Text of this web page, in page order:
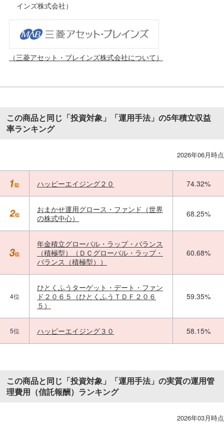
インズ株式会社）
（三菱アセット・ブレインズ株式会社について）
この商品と同じ「投資対象」「運用手法」の5年積立収益
率ランキング
2026年06月時点
ハッピーエイジング２０ 74.32%
おまかせ運用グロース・ファンド（世界
の株式中心）
68.25%
年金積立グローバル・ラップ・バランス
（積極型）（ＤＣグローバル・ラップ・
バランス（積極型））
60.68%
4位
ひとくふうターゲット・デート・ファン
ド２０６５（ひとくふうＴＤＦ２０６
５）
59.35%
5位 ハッピーエイジング３０ 58.15%
この商品と同じ「投資対象」「運用手法」の実質の運用管
理費用（信託報酬）ランキング
2026年03月時点